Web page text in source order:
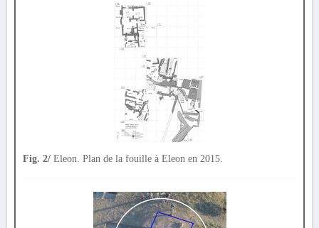
Fig. 2/ Eleon. Plan de la fouille à Eleon en 2015.